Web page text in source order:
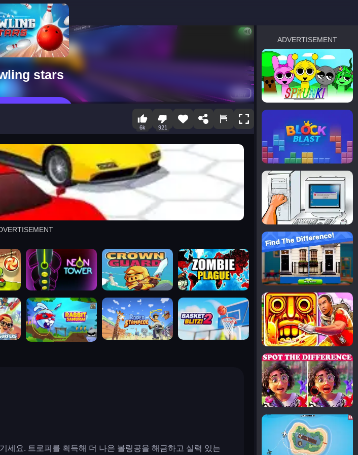
stars
6k 921
neon tower crown guard zombie plague
rabbit samurai rodeo stampede basket blitz
세요. 트로피를 획득해 더 나은 볼링공을 해금하고 실력 있는
ADVERTISEMENT
sprunki
Blocky Blast!
smash it
notice the difference
temple run 2
spot the differences
silly sky